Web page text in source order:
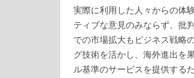
実際に利用した人々からの体
ティブな意見のみならず、批
での市場拡大もビジネス戦略
グ技術を活かし、海外進出を
ル基準のサービスを提供する